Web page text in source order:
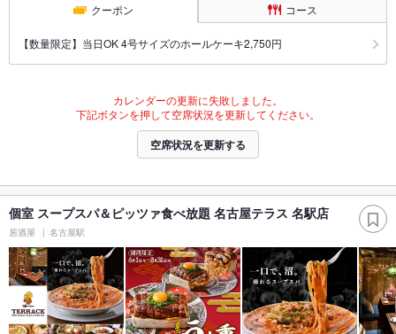
クーポン コース
【数量限定】当日OK 4号サイズのホールケーキ2,750円
カレンダーの更新に失敗しました。
下記ボタンを押して空席状況を更新してください。
空席状況を更新する
個室 スープスパ＆ピッツァ食べ放題 名古屋テラス 名駅店
居酒屋 名古屋駅